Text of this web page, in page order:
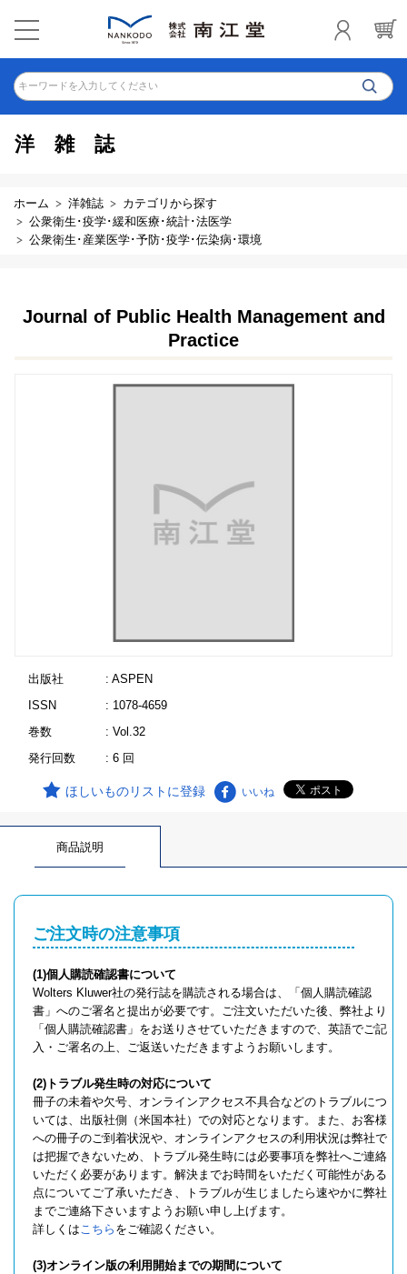
キーワードを入力してください
洋雑誌
ホーム 洋雑誌
カテゴリから探す
公衆衛生･疫学･緩和医療･統計･法医学
公衆衛生･産業医学･予防･疫学･伝染病･環境
Journal of Public Health Management and
Practice
出版社
: ASPEN
ISSN
: 1078-4659
巻数
: Vol.32
発行回数
: 6 回
ほしいものリストに登録 いいね
商品説明
ご注文時の注意事項
(1)個人購読確認書について
Wolters Kluwer社の発行誌を購読される場合は、「個人購読確認
書」へのご署名と提出が必要です。ご注文いただいた後、弊社より
「個人購読確認書」をお送りさせていただきますので、英語でご記
入・ご署名の上、ご返送いただきますようお願いします。
(2)トラブル発生時の対応について
冊子の未着や欠号、オンラインアクセス不具合などのトラブルにつ
いては、出版社側（米国本社）での対応となります。また、お客様
への冊子のご到着状況や、オンラインアクセスの利用状況は弊社で
は把握できないため、トラブル発生時には必要事項を弊社へご連絡
いただく必要があります。解決までお時間をいただく可能性がある
点についてご了承いただき、トラブルが生じましたら速やかに弊社
までご連絡下さいますようお願い申し上げます。
詳しくはこちら をご確認ください。
(3)オンライン版の利用開始までの期間について